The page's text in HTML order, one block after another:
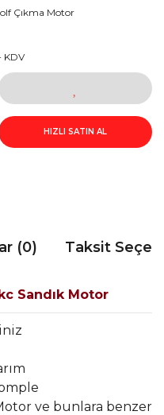
Çıkma Motor
KDV
HIZLI SATIN AL
(0) Taksit
Sandık Motor
ve bunlara benzer